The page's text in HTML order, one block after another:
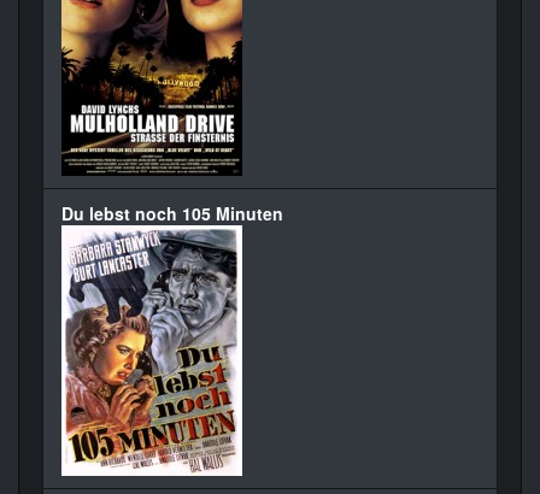
Du lebst noch 105 Minuten